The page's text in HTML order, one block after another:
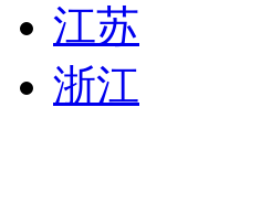
江苏
浙江